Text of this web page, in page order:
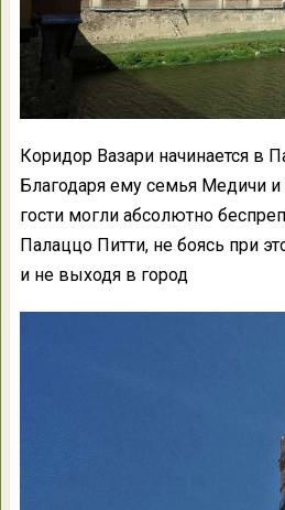
Коридор Вазари начинается в
Благодаря ему семья Медичи и
гости могли абсолютно
Палаццо Питти, не боясь при
и не выходя в город